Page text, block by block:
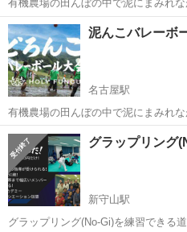
有機農場の田んぼの中で泥にまみれ
制）8／8に開催決定！ 場所は名古屋から1時間30分ほどの郡上市にあ
る HOLY FUNGUS（有機農場内のキャンプ場） 優
元...
愛知 名古屋市
泥んこバレーボ
名古屋駅
有機農場の田んぼの中で泥にまみれ
制）開催決定！ 場所は名古屋から1時間30分ほどの郡上市にある
HOLY FUNGUS（有機農場内のキャンプ場） 優勝チーム
（も...
愛知 名古屋市 名古屋駅
グラップリング
新守山駅
グラップリング(No-Gi)を練習できる